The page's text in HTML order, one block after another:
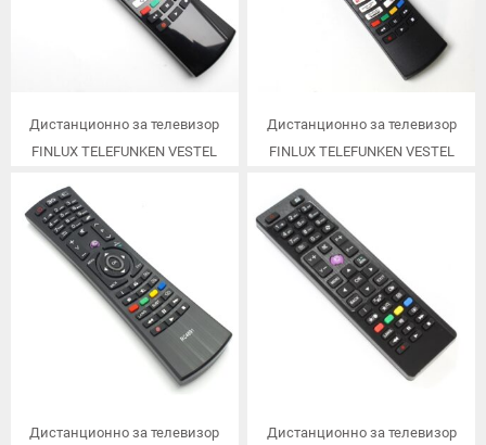
Дистанционно за телевизор
FINLUX TELEFUNKEN VESTEL
Дистанционно за телевизор
FINLUX TELEFUNKEN VESTEL
Дистанционно за телевизор
Дистанционно за телевизор